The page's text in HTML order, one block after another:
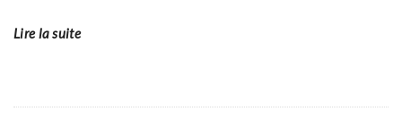
Lire la suite